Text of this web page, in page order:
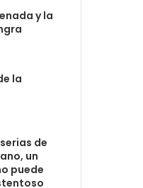
y la
la
de
un
puede